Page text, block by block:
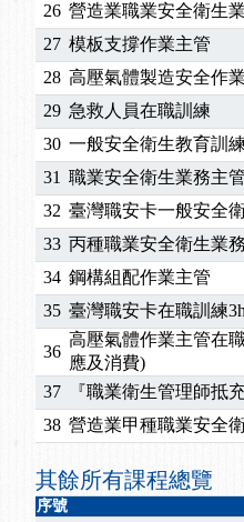
26 營造業職業安全衛生
27 模板支撐作業主管
28 高壓氣體製造安全作
29 急救人員在職訓練
30 一般安全衛生教育訓
31 職業安全衛生業務主
32 臺灣職安卡一般安全
33 丙種職業安全衛生業
34 鋼構組配作業主管
35 臺灣職安卡在職訓練
36
高壓氣體作業主管在
應及消費)
37
『職業衛生管理師抵
38 營造業甲種職業安全
其餘所有課程總覽
序號